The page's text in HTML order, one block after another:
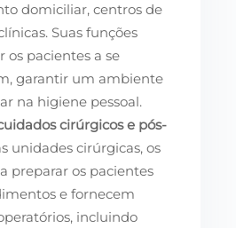
domiciliar, centros de
Suas funções
os pacientes a se
garantir um ambiente
na higiene pessoal.
cirúrgicos e pós-
unidades cirúrgicas, os
preparar os pacientes
e fornecem
incluindo